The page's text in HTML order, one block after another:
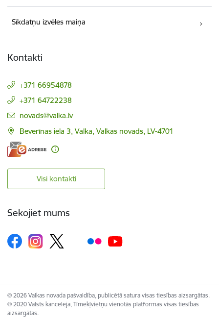
Sīkdatņu izvēles maiņa
Kontakti
+371 66954878
+371 64722238
E-pasts:
novads@valka.lv
Beverīnas iela 3, Valka, Valkas novads, LV-4701
Visi kontakti
Sekojiet mums
© 2026 Valkas novada pašvaldība, publicētā satura visas tiesības aizsargātas.
© 2020 Valsts kanceleja, Tīmekļvietņu vienotās platformas visas tiesības
aizsargātas.